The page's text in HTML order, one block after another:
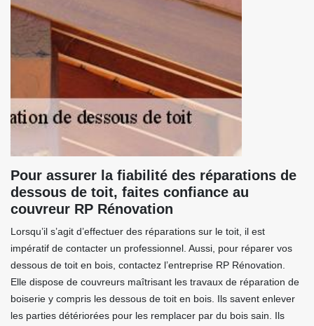
Pour assurer la fiabilité des réparations de
dessous de toit, faites confiance au
couvreur RP Rénovation
Lorsqu’il s’agit d’effectuer des réparations sur le toit, il est
impératif de contacter un professionnel. Aussi, pour réparer vos
dessous de toit en bois, contactez l’entreprise RP Rénovation.
Elle dispose de couvreurs maîtrisant les travaux de réparation de
boiserie y compris les dessous de toit en bois. Ils savent enlever
les parties détériorées pour les remplacer par du bois sain. Ils